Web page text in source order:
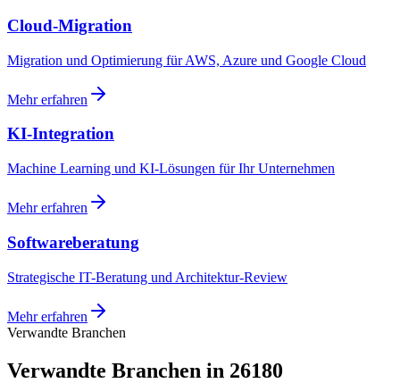
Cloud-Migration
Migration und Optimierung für AWS, Azure und Google Cloud
Mehr erfahren
KI-Integration
Machine Learning und KI-Lösungen für Ihr Unternehmen
Mehr erfahren
Softwareberatung
Strategische IT-Beratung und Architektur-Review
Mehr erfahren
Verwandte Branchen
Verwandte Branchen in 26180